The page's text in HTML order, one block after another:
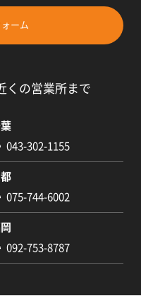
くの営業所まで
043-302-1155
075-744-6002
092-753-8787
ーム